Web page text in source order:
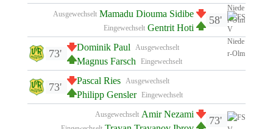
58'
Ausgewechselt Mamadu Diouma Sidibe
Eingewechselt Gentrit Hoti
Ausgewechselt
Dominik Paul
Eingewechselt
Magnus Farsch
73'
Ausgewechselt
Pascal Ries
Eingewechselt
Philipp Gensler
73'
73'
Ausgewechselt Amir Nezami